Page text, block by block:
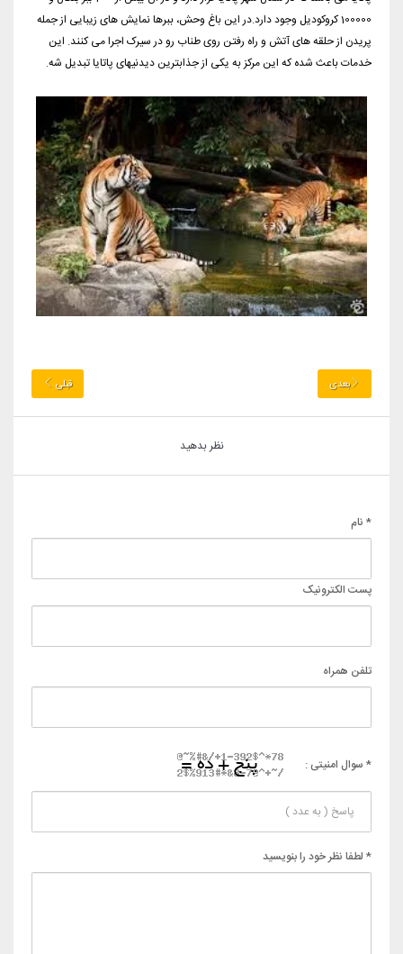
100000 کروکودیل وجود دارد.
در این باغ وحش، ببرها نمایش های زیبایی از جمله
پریدن از حلقه های آتش و راه رفتن روی طناب رو در سیرک اجرا می کنند. این
خدمات باعث شده که این مرکز به یکی از جذابترین دیدنیهای پاتایا تبدیل شه.
بعدی قبلی
نظر بدهید
* نام
پست الکترونیک
تلفن همراه
* سوال امنیتی :
* لطفا نظر خود را بنویسید